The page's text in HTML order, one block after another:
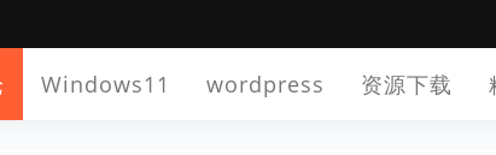
Windows11 wordpress 资源下载